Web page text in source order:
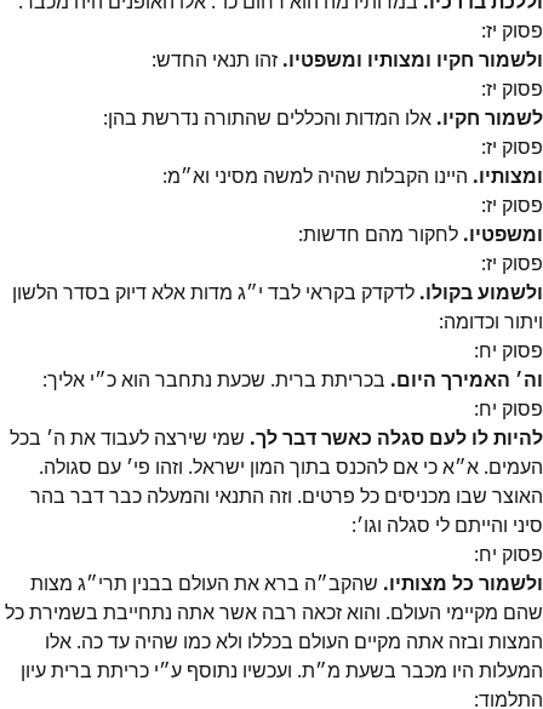
פסוק יז:
ולשמור חקיו ומצותיו ומשפטיו. זהו תנאי החדש:
פסוק יז:
לשמור חקיו. אלו המדות והכללים שהתורה נדרשת בהן:
פסוק יז:
ומצותיו. היינו הקבלות שהיה למשה מסיני וא״מ:
פסוק יז:
ומשפטיו. לחקור מהם חדשות:
פסוק יז:
ולשמוע בקולו. לדקדק בקראי לבד י״ג מדות אלא דיוק בסדר הלשון
ויתור וכדומה:
פסוק יח:
וה׳ האמירך היום. בכריתת ברית. שכעת נתחבר הוא כ״י אליך:
פסוק יח:
להיות לו לעם סגלה כאשר דבר לך. שמי שירצה לעבוד את ה׳ בכל
העמים. א״א כי אם להכנס בתוך המון ישראל. וזהו פי׳ עם סגולה.
האוצר שבו מכניסים כל פרטים. וזה התנאי והמעלה כבר דבר בהר
סיני והייתם לי סגלה וגו׳:
פסוק יח:
ולשמור כל מצותיו. שהקב״ה ברא את העולם בבנין תרי״ג מצות
שהם מקיימי העולם. והוא זכאה רבה אשר אתה נתחייבת בשמירת כל
המצות ובזה אתה מקיים העולם בכללו ולא כמו שהיה עד כה. אלו
המעלות היו מכבר בשעת מ״ת. ועכשיו נתוסף ע״י כריתת ברית עיון
התלמוד: